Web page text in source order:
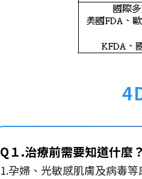
Q１.治療前需要知道什麼？
1.孕婦、光敏感肌膚及病毒